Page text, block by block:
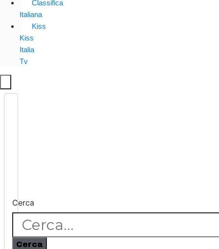
Classifica
Italiana
Kiss
Kiss
Italia
Tv
Cerca
Cerca